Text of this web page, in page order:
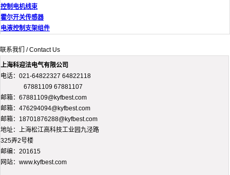
控制电机线束
霍尔开关传感器
电液控制支架组件
联系我们 / Contact Us
上海科迎法电气有限公司
电话：021-64822327 64822118
67881109 67881107
邮箱：67881109@kyfbest.com
邮箱：476294094@kyfbest.com
邮箱：18701876288@kyfbest.com
地址：上海松江高科技工业园九泾路
325弄2号楼
邮编：201615
网站：www.kyfbest.com